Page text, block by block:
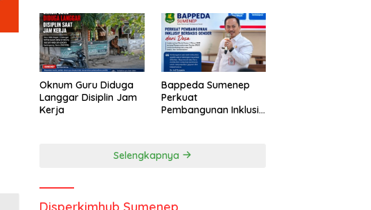
Oknum Guru Diduga
Langgar Disiplin Jam
Kerja
Bappeda Sumenep
Perkuat
Pembangunan Inklusif
Selengkapnya
Disperkimhub Sumenep